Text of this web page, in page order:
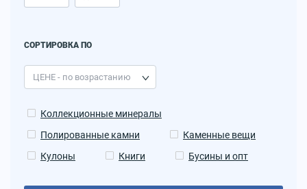
СОРТИРОВКА ПО
Коллекционные минералы
Полированные камни
Каменные вещи
Кулоны
Книги Бусины и опт